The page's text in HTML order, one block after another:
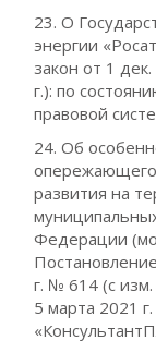
23. О
энергии
закон от 1
г.): по
правовой
24. Об
опережающего
развития на
Федерации
г. № 614 (с
5 марта 2021